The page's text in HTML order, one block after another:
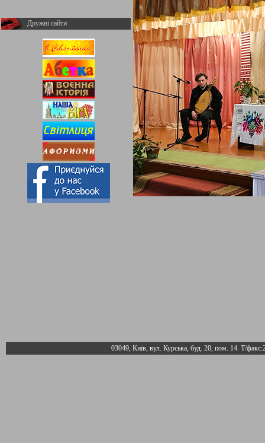
Дружні сайти
03049, Київ, вул. Курська, буд. 20, пом. 14. Т/